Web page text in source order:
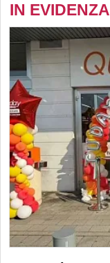
IN EVIDENZA